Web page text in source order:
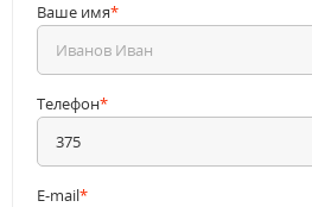
Ваше имя*
Телефон*
E-mail*